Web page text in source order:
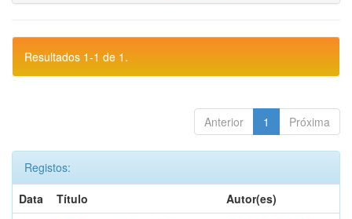
Resultados 1-1 de 1.
Anterior 1 Próxima
Registos:
Data
Título
Autor(es)